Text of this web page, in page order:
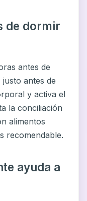
de dormir
antes de
antes de
y activa el
la conciliación
alimentos
recomendable.
ayuda a